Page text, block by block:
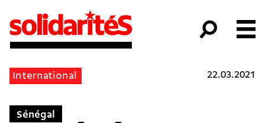
International 22.03.2021
Sénégal